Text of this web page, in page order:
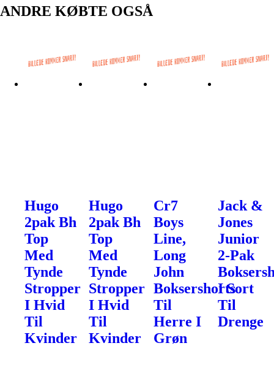
ANDRE KØBTE OGSÅ
Hugo
2pak Bh
Top
Med
Tynde
Stropper
I Hvid
Til
Kvinder
Hugo
2pak Bh
Top
Med
Tynde
Stropper
I Hvid
Til
Kvinder
Cr7
Boys
Line,
Long
John
Boksershorts
Til
Herre I
Grøn
Jack &
Jones
Junior
2-Pak
I Sort
Til
Drenge